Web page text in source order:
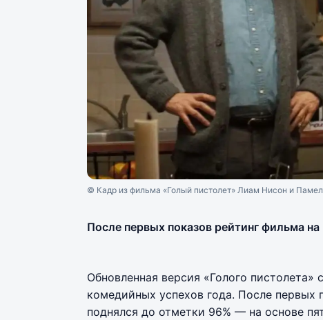
© Кадр из фильма «Голый пистолет» Лиам Нисон и
После первых показов рейтинг фильма
Обновленная версия «Голого
комедийных успехов года. После первых
поднялся до отметки 96% — на основе